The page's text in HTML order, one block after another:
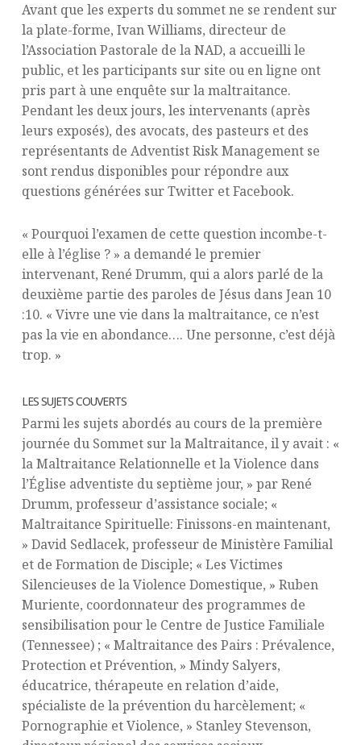
Avant que les experts du sommet ne se rendent sur
la plate-forme, Ivan Williams, directeur de
l’Association Pastorale de la NAD, a accueilli le
public, et les participants sur site ou en ligne ont
pris part à une enquête sur la maltraitance.
Pendant les deux jours, les intervenants (après
leurs exposés), des avocats, des pasteurs et des
représentants de Adventist Risk Management se
sont rendus disponibles pour répondre aux
questions générées sur Twitter et Facebook.
« Pourquoi l’examen de cette question incombe-t-
elle à l’église ? » a demandé le premier
intervenant, René Drumm, qui a alors parlé de la
deuxième partie des paroles de Jésus dans Jean 10
:10. « Vivre une vie dans la maltraitance, ce n’est
pas la vie en abondance…. Une personne, c’est déjà
trop. »
LES SUJETS COUVERTS
Parmi les sujets abordés au cours de la première
journée du Sommet sur la Maltraitance, il y avait : «
la Maltraitance Relationnelle et la Violence dans
l’Église adventiste du septième jour, » par René
Drumm, professeur d’assistance sociale; «
Maltraitance Spirituelle: Finissons-en maintenant,
» David Sedlacek, professeur de Ministère Familial
et de Formation de Disciple; « Les Victimes
Silencieuses de la Violence Domestique, » Ruben
Muriente, coordonnateur des programmes de
sensibilisation pour le Centre de Justice Familiale
(Tennessee) ; « Maltraitance des Pairs : Prévalence,
Protection et Prévention, » Mindy Salyers,
éducatrice, thérapeute en relation d’aide,
spécialiste de la prévention du harcèlement; «
Pornographie et Violence, » Stanley Stevenson,